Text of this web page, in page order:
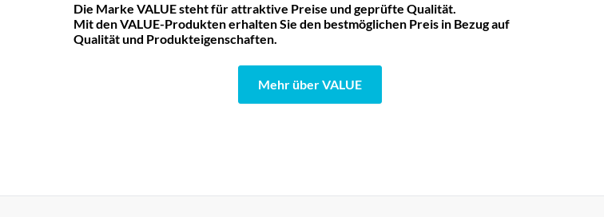
Die Marke VALUE steht für attraktive Preise und geprüfte Qualität.
Mit den VALUE-Produkten erhalten Sie den bestmöglichen Preis in Bezug auf
Qualität und Produkteigenschaften.
Mehr über VALUE